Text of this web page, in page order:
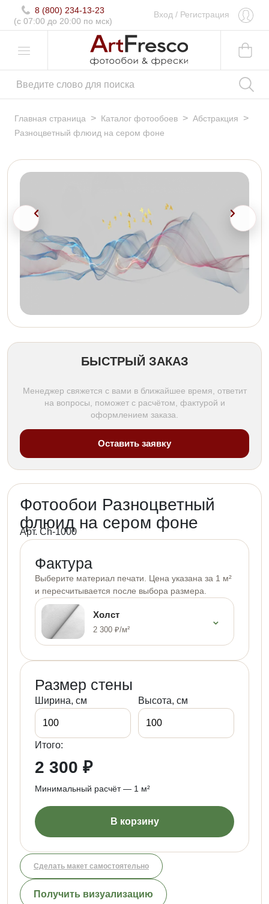
8 (800) 234-13-23
(c 07:00 до 20:00 по мск)
Вход / Регистрация
Главная страница > Каталог фотообоев > Абстракция >
Разноцветный флюид на сером фоне
БЫСТРЫЙ ЗАКАЗ
Менеджер свяжется с вами в ближайшее время, ответит
на вопросы, поможет с расчётом, фактурой и
оформлением заказа.
Оставить заявку
Фотообои Разноцветный
флюид на сером фоне
Арт. Ch-1000
Фактура
Выберите материал печати. Цена указана за 1 м²
и пересчитывается после выбора размера.
Холст
2 300 ₽/м²
⌄
Размер стены
Ширина, см Высота, см
Итого:
2 300 ₽
Минимальный расчёт — 1 м²
В корзину
Сделать макет самостоятельно
Получить визуализацию